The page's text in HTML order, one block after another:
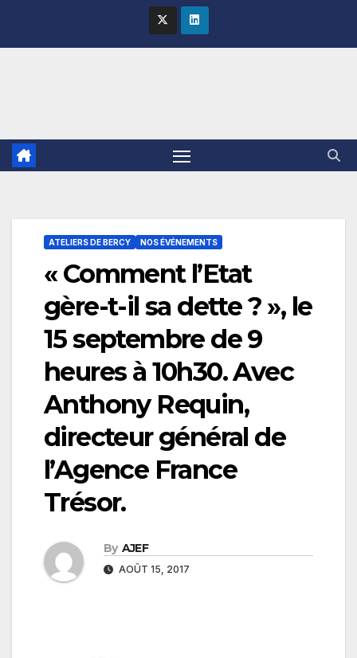
ATELIERS DE BERCY NOS ÉVÉNEMENTS
« Comment l’Etat
gère-t-il sa dette ? », le
15 septembre de 9
heures à 10h30. Avec
Anthony Requin,
directeur général de
l’Agence France
Trésor.
By AJEF
AOÛT 15, 2017